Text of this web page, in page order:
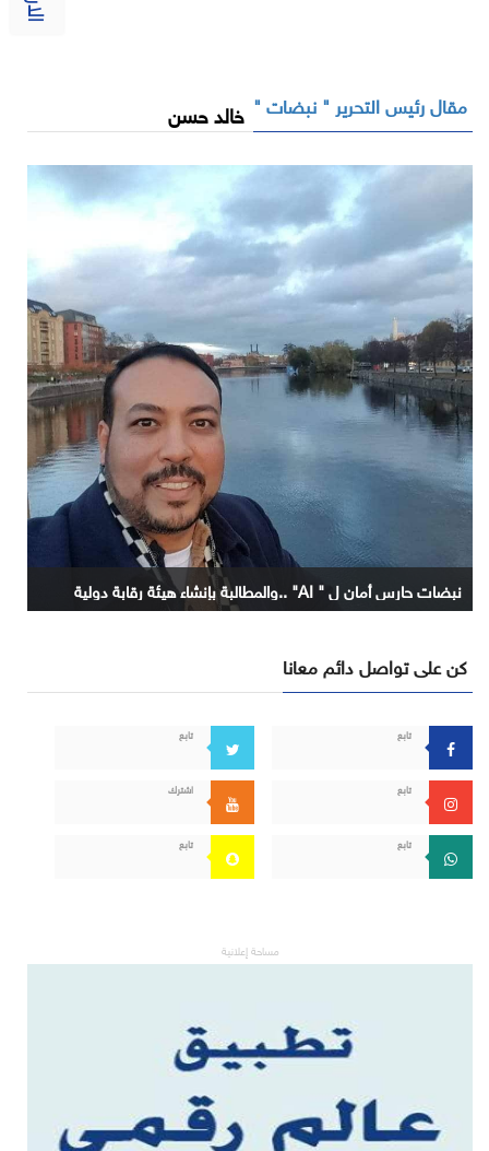
مقال رئيس التحرير " نبضات " خالد حسن
نبضات حارس أمان ل " AI" ..والمطالبة بإنشاء هيئة رقابة دولية
كن على تواصل دائم معانا
تابع تابع
تابع اشترك
تابع تابع
مساحة إعلانية